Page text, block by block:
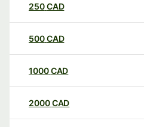
250CAD
500CAD
1000CAD
2000CAD